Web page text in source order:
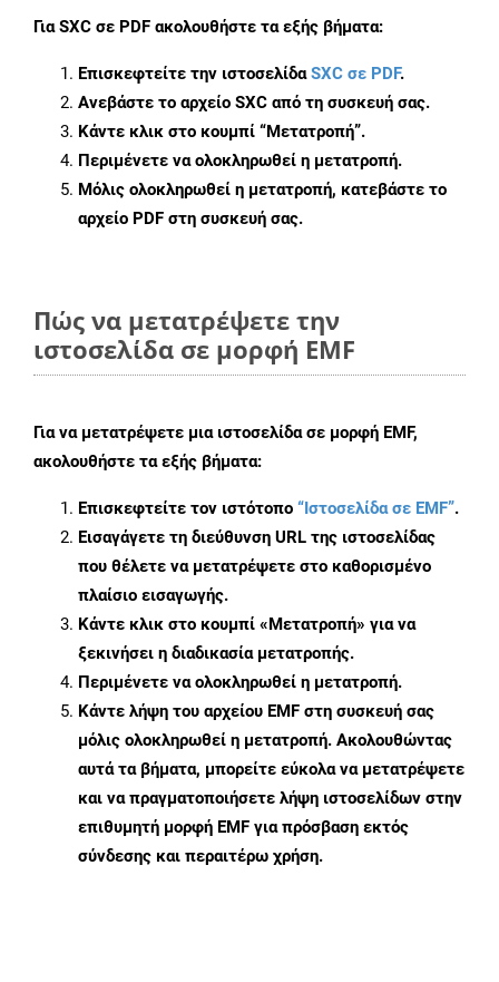
ΓιαSXC σε PDF ακολουθήστε τα εξής βήματα:
Επισκεφτείτε την ιστοσελίδαSXC σε PDF.
Ανεβάστε το αρχείο SXC από τη συσκευή σας.
Κάντε κλικ στο κουμπί “Μετατροπή”.
Περιμένετε να ολοκληρωθεί η μετατροπή.
Μόλις ολοκληρωθεί η μετατροπή, κατεβάστε το
αρχείο PDF στη συσκευή σας.
Πώς να μετατρέψετε την
ιστοσελίδα σε μορφή EMF
Για να μετατρέψετε μια ιστοσελίδα σε μορφή EMF,
ακολουθήστε τα εξής βήματα:
Επισκεφτείτε τον ιστότοπο “Ιστοσελίδα σε EMF”.
Εισαγάγετε τη διεύθυνση URL της ιστοσελίδας
που θέλετε να μετατρέψετε στο καθορισμένο
πλαίσιο εισαγωγής.
Κάντε κλικ στο κουμπί «Μετατροπή» για να
ξεκινήσει η διαδικασία μετατροπής.
Περιμένετε να ολοκληρωθεί η μετατροπή.
Κάντε λήψη του αρχείου EMF στη συσκευή σας
μόλις ολοκληρωθεί η μετατροπή. Ακολουθώντας
αυτά τα βήματα, μπορείτε εύκολα να μετατρέψετε
και να πραγματοποιήσετε λήψη ιστοσελίδων στην
επιθυμητή μορφή EMF για πρόσβαση εκτός
σύνδεσης και περαιτέρω χρήση.